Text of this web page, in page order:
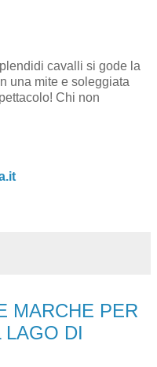
cavalli si gode la
una mite e soleggiata
Chi non
MARCHE PER
DI